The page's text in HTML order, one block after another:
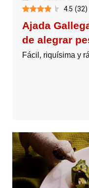
4.5 (32)
Ajada
de alegrar
Fácil, riquísima y